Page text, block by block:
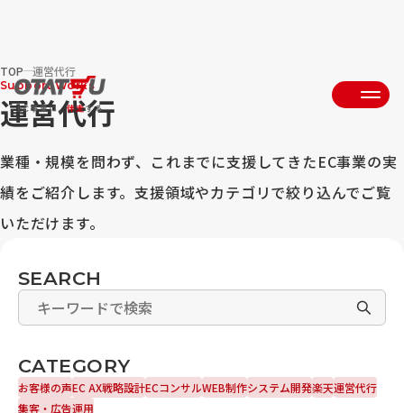
TOP 運営代行
Support Works
運営代行
業種・規模を問わず、これまでに支援してきたEC事業の実
績をご紹介します。支援領域やカテゴリで絞り込んでご覧
いただけます。
SEARCH
CATEGORY
お客様の声EC AX戦略設計ECコンサルWEB制作システム開発楽天運営代行
集客・広告運用